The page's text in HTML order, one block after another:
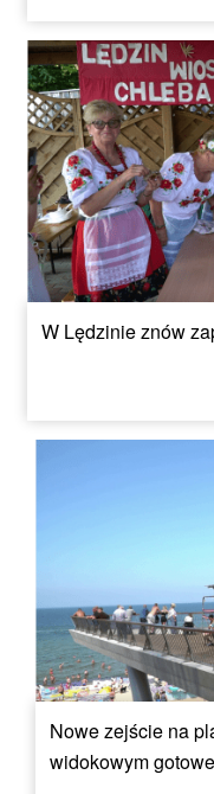
W Lędzinie znów
Nowe zejście na
widokowym